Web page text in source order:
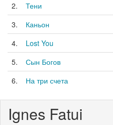
2.
Тени
3.
Каньон
4.
Lost You
5.
Сын Богов
6.
На три счета
Ignes Fatui